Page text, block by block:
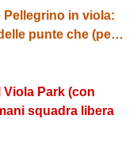
Pellegrino in viola:
punte che (per
Park (con
squadra libera